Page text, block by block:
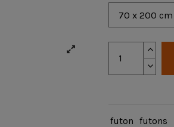
futon futons